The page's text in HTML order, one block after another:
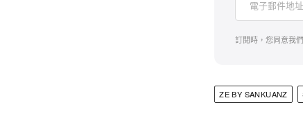
訂閱時，您同意我
ZE BY SANKUANZ